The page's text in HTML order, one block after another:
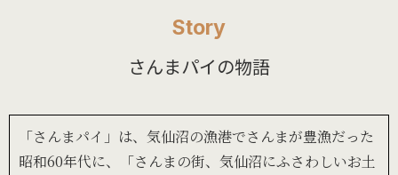
Story
さんまパイの物語
「さんまパイ」は、気仙沼の漁港でさんまが豊漁だった
昭和60年代に、「さんまの街、気仙沼にふさわしいお土